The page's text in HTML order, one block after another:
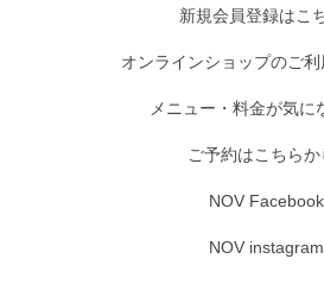
新規会員登録はこ
オンラインショップのご
メニュー・料金が気
ご予約はこちらか
NOV Facebook
NOV instagram